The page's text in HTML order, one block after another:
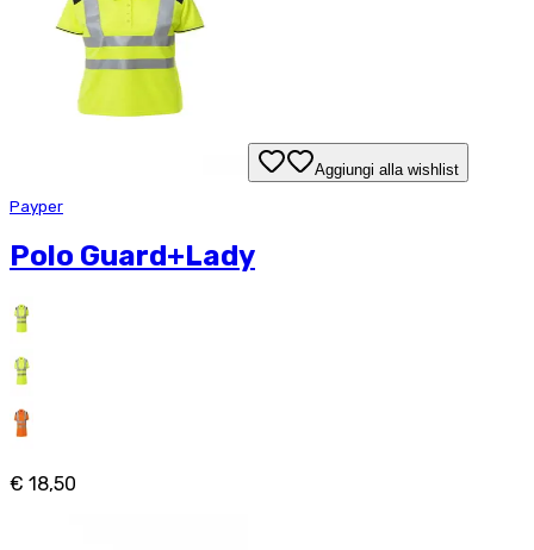
Aggiungi alla wishlist
Payper
Polo Guard+Lady
€ 18,50